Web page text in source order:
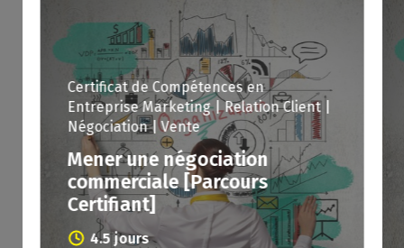
Certificat de Compétences en
Entreprise Marketing | Relation Client |
Négociation | Vente
Mener une négociation
commerciale [Parcours
Certifiant]
4.5 jours